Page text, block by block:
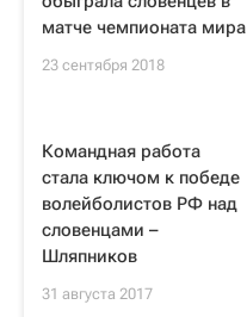
матче чемпионата мира
23 сентября 2018
Командная работа
стала ключом к победе
волейболистов РФ над
словенцами –
Шляпников
31 августа 2017